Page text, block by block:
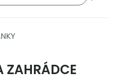
ZAHRÁDCE